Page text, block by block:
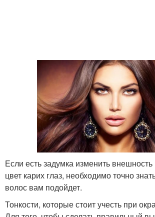
Если есть задумка изменить внешность
цвет карих глаз, необходимо точно
волос вам подойдет.
Тонкости, которые стоит учесть при